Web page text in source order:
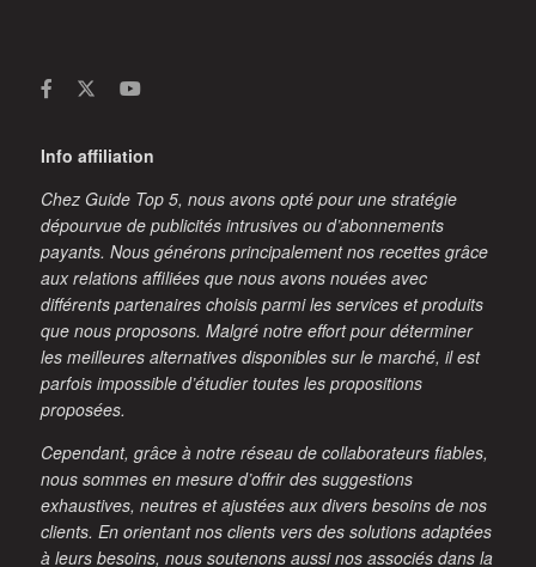
Info affiliation
Chez Guide Top 5, nous avons opté pour une stratégie
dépourvue de publicités intrusives ou d’abonnements
payants. Nous générons principalement nos recettes grâce
aux relations affiliées que nous avons nouées avec
différents partenaires choisis parmi les services et produits
que nous proposons. Malgré notre effort pour déterminer
les meilleures alternatives disponibles sur le marché, il est
parfois impossible d’étudier toutes les propositions
proposées.
Cependant, grâce à notre réseau de collaborateurs fiables,
nous sommes en mesure d’offrir des suggestions
exhaustives, neutres et ajustées aux divers besoins de nos
clients. En orientant nos clients vers des solutions adaptées
à leurs besoins, nous soutenons aussi nos associés dans la